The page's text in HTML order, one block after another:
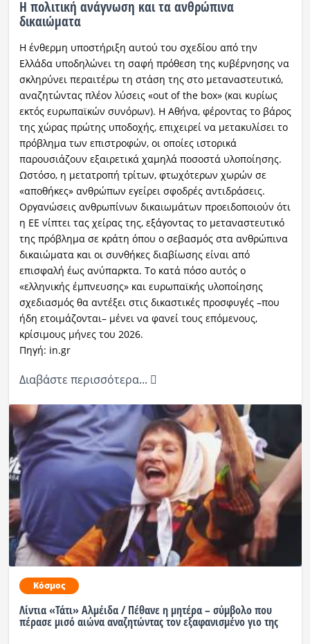
Η πολιτική ανάγνωση και τα ανθρώπινα
δικαιώματα
Η ένθερμη υποστήριξη αυτού του σχεδίου από την
Ελλάδα υποδηλώνει τη σαφή πρόθεση της κυβέρνησης να
σκληρύνει περαιτέρω τη στάση της στο μεταναστευτικό,
αναζητώντας πλέον λύσεις «out of the box» (και κυρίως
εκτός ευρωπαϊκών συνόρων). Η Αθήνα, φέροντας το βάρος
της χώρας πρώτης υποδοχής, επιχειρεί να μετακυλίσει το
πρόβλημα των επιστροφών, οι οποίες ιστορικά
παρουσιάζουν εξαιρετικά χαμηλά ποσοστά υλοποίησης.
Ωστόσο, η μετατροπή τρίτων, φτωχότερων χωρών σε
«αποθήκες» ανθρώπων εγείρει σφοδρές αντιδράσεις.
Οργανώσεις ανθρωπίνων δικαιωμάτων προειδοποιούν ότι
η ΕΕ νίπτει τας χείρας της, εξάγοντας το μεταναστευτικό
της πρόβλημα σε κράτη όπου ο σεβασμός στα ανθρώπινα
δικαιώματα και οι συνθήκες διαβίωσης είναι από
επισφαλή έως ανύπαρκτα. Το κατά πόσο αυτός ο
«ελληνικής έμπνευσης» και ευρωπαϊκής υλοποίησης
σχεδιασμός θα αντέξει στις δικαστικές προσφυγές –που
ήδη ετοιμάζονται– μένει να φανεί τους επόμενους,
κρίσιμους μήνες του 2026.
Πηγή: in.gr
Διαβάστε περισσότερα...
Κόσμος
Λίντια «Τάτι» Αλμέιδα / Πέθανε η μητέρα – σύμβολο που
πέρασε μισό αιώνα αναζητώντας τον εξαφανισμένο γιο της